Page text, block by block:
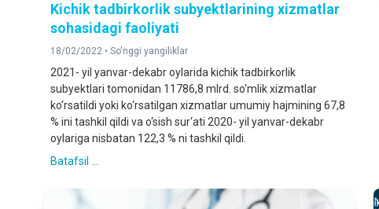
Kichik tadbirkorlik subyektlarining xizmatlar
sohasidagi faoliyati
18/02/2022 • So'nggi yangiliklar
2021- yil yanvar-dekabr oylarida kichik tadbirkorlik
subyektlari tomonidan 11786,8 mlrd. so‘mlik xizmatlar
ko‘rsatildi yoki ko‘rsatilgan xizmatlar umumiy hajmining 67,8
% ini tashkil qildi va o‘sish sur‘ati 2020- yil yanvar-dekabr
oylariga nisbatan 122,3 % ni tashkil qildi.
Batafsil ...